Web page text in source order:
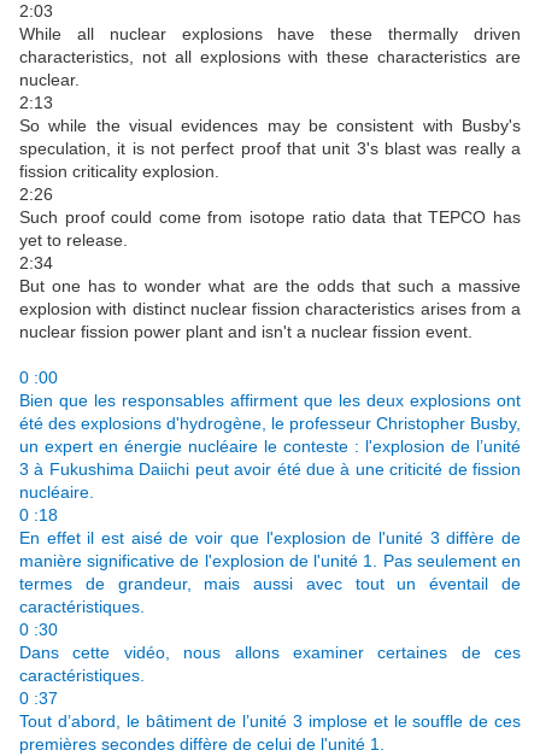
2:03
While all nuclear explosions have these thermally driven
characteristics, not all explosions with these characteristics are
nuclear.
2:13
So while the visual evidences may be consistent with Busby's
speculation, it is not perfect proof that unit 3's blast was really a
fission criticality explosion.
2:26
Such proof could come from isotope ratio data that TEPCO has
yet to release.
2:34
But one has to wonder what are the odds that such a massive
explosion with distinct nuclear fission characteristics arises from a
nuclear fission power plant and isn't a nuclear fission event.
0 :00
Bien que les responsables affirment que les deux explosions ont
été des explosions d'hydrogène, le professeur Christopher Busby,
un expert en énergie nucléaire le conteste : l'explosion de l’unité
3 à Fukushima Daiichi peut avoir été due à une criticité de fission
nucléaire.
0 :18
En effet il est aisé de voir que l'explosion de l'unité 3 diffère de
manière significative de l'explosion de l'unité 1. Pas seulement en
termes de grandeur, mais aussi avec tout un éventail de
caractéristiques.
0 :30
Dans cette vidéo, nous allons examiner certaines de ces
caractéristiques.
0 :37
Tout d’abord, le bâtiment de l’unité 3 implose et le souffle de ces
premières secondes diffère de celui de l'unité 1.